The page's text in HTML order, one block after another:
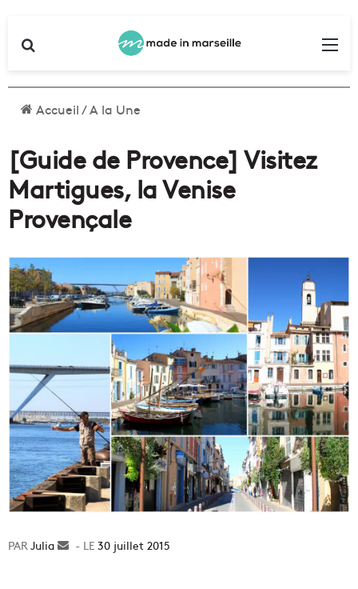
Accueil/A la Une
[Guide de Provence] Visitez
Martigues, la Venise
Provençale
Julia
Envoyer30 juillet 2015